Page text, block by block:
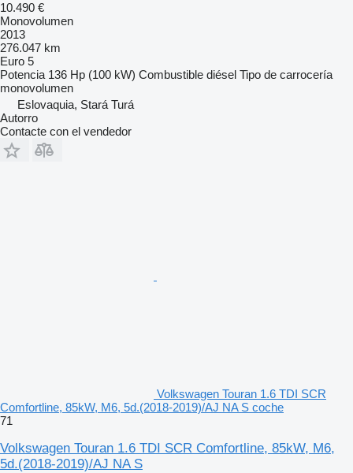
10.490 €
Monovolumen
2013
276.047 km
Euro 5
Potencia 136 Hp (100 kW) Combustible diésel Tipo de carrocería
monovolumen
Eslovaquia, Stará Turá
Autorro
Contacte con el vendedor
Volkswagen Touran 1.6 TDI SCR
Comfortline, 85kW, M6, 5d.(2018-2019)/AJ NA S coche
71
Volkswagen Touran 1.6 TDI SCR Comfortline, 85kW, M6,
5d.(2018-2019)/AJ NA S